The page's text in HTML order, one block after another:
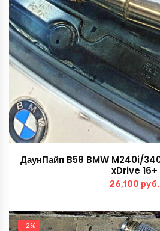
ДаунПайп B58 BMW M240i/
xDrive 16+
26,100 руб.
-2%